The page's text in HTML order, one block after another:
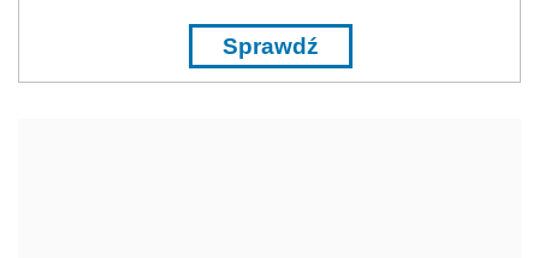
Sprawdź